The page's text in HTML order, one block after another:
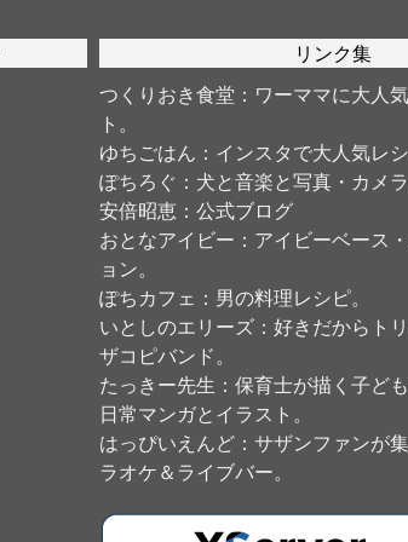
リンク集
つくりおき食堂 ：ワーママに大人
ト。
ゆちごはん ：インスタで大人気レ
ぽちろぐ ：犬と音楽と写真・カメ
安倍昭恵：公式ブログ
おとなアイビー ：アイビーベース
ョン。
ぽちカフェ ：男の料理レシピ。
いとしのエリーズ：好きだからト
ザコピバンド。
たっきー先生 ：保育士が描く子ど
日常マンガとイラスト。
はっぴいえんど：サザンファンが
ラオケ＆ライブバー。